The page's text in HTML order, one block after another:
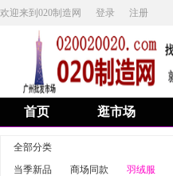
欢迎来到020制造网 登录 注册
首页 逛市场
全部分类
当季新品
商场同款 羽绒服